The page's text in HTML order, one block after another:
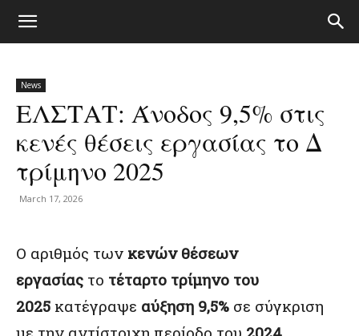
News
ΕΛΣΤΑΤ: Άνοδος 9,5% στις
κενές θέσεις εργασίας το Δ
τρίμηνο 2025
March 17, 2026
O αριθμός των κενών θέσεων
εργασίας το τέταρτο τρίμηνο του
2025 κατέγραψε αύξηση 9,5% σε σύγκριση